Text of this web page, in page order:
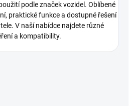
podle značek vozidel. Oblíbené
praktické funkce a dostupné řešení
V naší nabídce najdete různé
a kompatibility.